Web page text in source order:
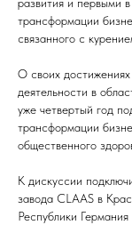
трансформации
связанного с
О своих
деятельности в
уже четвертый год
трансформации
общественного
К дискуссии
завода CLAAS в
Республики